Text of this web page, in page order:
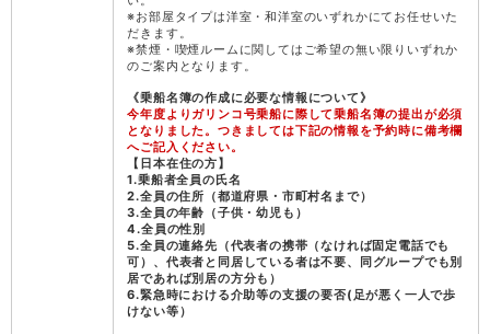
※お部屋タイプは洋室・和洋室のいずれかにてお任せいた
だきます。
※禁煙・喫煙ルームに関してはご希望の無い限りいずれか
のご案内となります。
《乗船名簿の作成に必要な情報について》
今年度よりガリンコ号乗船に際して乗船名簿の提出が必須
となりました。つきましては下記の情報を予約時に備考欄
へご記入ください。
【日本在住の方】
1.乗船者全員の氏名
2.全員の住所（都道府県・市町村名まで）
3.全員の年齢（子供・幼児も）
4.全員の性別
5.全員の連絡先（代表者の携帯（なければ固定電話でも
可）、代表者と同居している者は不要、同グループでも別
居であれば別居の方分も）
6.緊急時における介助等の支援の要否(足が悪く一人で歩
けない等）